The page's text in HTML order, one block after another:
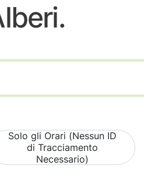
Solo gli Orari (Nessun ID
di Tracciamento
Necessario)